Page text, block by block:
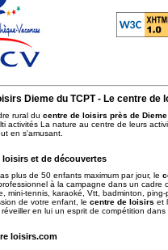
Dieme du TCPT - Le centre de
rural du centre de loisirs près de Dieme
activités La nature au centre de leurs
en s'amusant.
loisirs et de découvertes
plus de 50 enfants maximum par jour, le
à la campagne dans un cadre
mini-tennis, karaoké, Vtt, badminton,
de votre enfant, le centre de loisirs et
en lui un esprit de compétition
loisirs.com